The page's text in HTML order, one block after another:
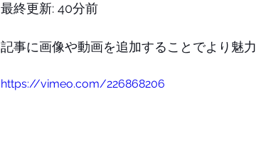
最終更新: 40分前
記事に画像や動画を追加することでより魅
https://vimeo.com/226868206